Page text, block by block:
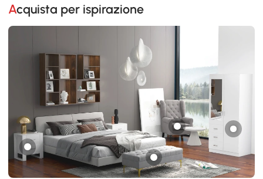
Acquista per ispirazione